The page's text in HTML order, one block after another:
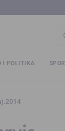
I POLITIKA